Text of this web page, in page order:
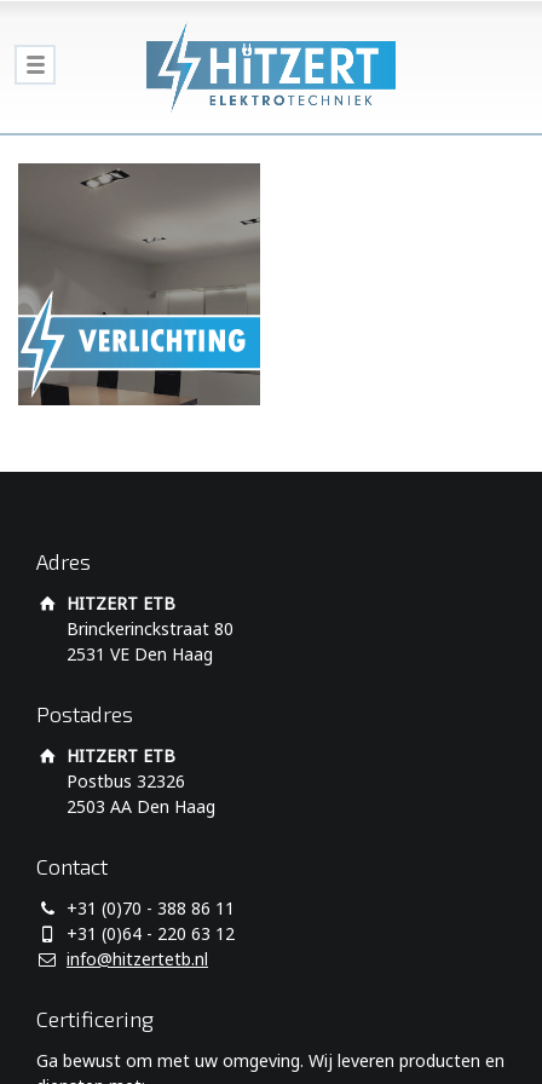
Adres
HITZERT ETB
Brinckerinckstraat 80
2531 VE Den Haag
Postadres
HITZERT ETB
Postbus 32326
2503 AA Den Haag
Contact
+31 (0)70 - 388 86 11
+31 (0)64 - 220 63 12
info@hitzertetb.nl
Certificering
Ga bewust om met uw omgeving. Wij leveren producten en